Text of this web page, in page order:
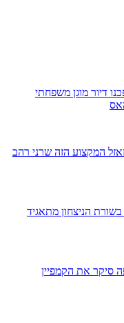
דיור מוגן משפחתי
המקצוע הזה שרני רהב
הניצחון מתאגיד
סיקר את הקמפיין